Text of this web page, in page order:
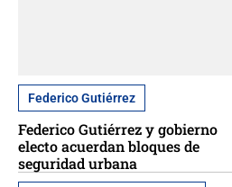
Federico Gutiérrez
Federico Gutiérrez y gobierno
electo acuerdan bloques de
seguridad urbana